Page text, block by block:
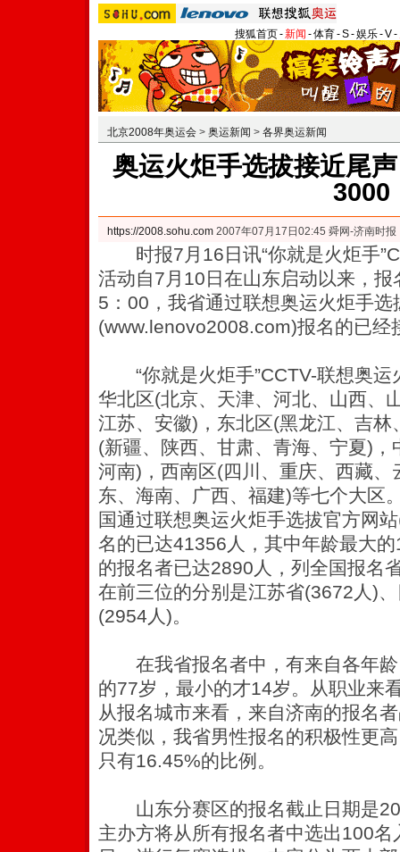
搜狐首页-新闻 -体育-S-娱乐-V-
北京2008年奥运会 > 奥运新闻 > 各界奥运新闻
奥运火炬手选拔接近尾
3000
https://2008.sohu.com 2007年07月17日02:45 舜网-济南时报
时报7月16日讯“你就是火炬手
活动自7月10日在山东启动以来，
5：00，我省通过联想奥运火炬手选
(www.lenovo2008.com)报名的已经
“你就是火炬手”CCTV-联想奥运
华北区(北京、天津、河北、山西、
江苏、安徽)，东北区(黑龙江、吉
(新疆、陕西、甘肃、青海、宁夏)
河南)，西南区(四川、重庆、西藏
东、海南、广西、福建)等七个大区
国通过联想奥运火炬手选拔官方网
名的已达41356人，其中年龄最大
的报名者已达2890人，列全国报名
在前三位的分别是江苏省(3672人)
(2954人)。
在我省报名者中，有来自各年龄
的77岁，最小的才14岁。从职业来
从报名城市来看，来自济南的报名
况类似，我省男性报名的积极性更
只有16.45%的比例。
山东分赛区的报名截止日期是
主办方将从所有报名者中选出100